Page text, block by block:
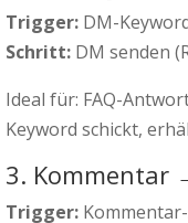
Trigger: DM-
Schritt: DM senden
Ideal für: FAQ-
Keyword schickt,
3. Kommentar
Trigger: